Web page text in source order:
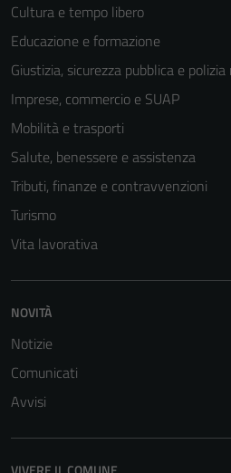
Cultura e tempo libero
Educazione e formazione
Giustizia, sicurezza pubblica e
Imprese, commercio e SUAP
Mobilità e trasporti
Salute, benessere e assistenza
Tributi, finanze e contravvenzioni
Turismo
Vita lavorativa
NOVITÀ
Notizie
Comunicati
Avvisi